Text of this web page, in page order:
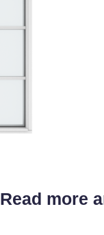
Read more